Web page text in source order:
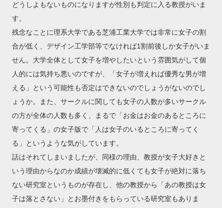
どうしよもないものになりますが性別も判定に入る教授がいま
す。
残念なことに理系大学である芝浦工業大学では非常に女子の割
合が低く、デザイン工学部等でなければ1割前後しか女子がいま
せん。大学全体として女子を増やしたいという雰囲気がして個
人的には気持ち悪いのですが、「女子が増えれば優秀な男が増
える」という可能性も否定はできないのでしょうがないのでし
ょうか。また、サークルに関しても女子の人数が多いサークル
の方が全体の人数も多く、まるで「お金はお金のあるところに
寄ってくる」の女子版で「人は女子のいるところに寄ってく
る」というような気がしています。
話はそれてしまいましたが、同様の理由、教授が女子大好きと
いう理由からなのか成績が壊滅的に低くても女子が絶対に落ち
ない研究室というものが存在し、他の教授から「あの教授は女
子は落とさない」とお墨付きをもらっている研究室もありま